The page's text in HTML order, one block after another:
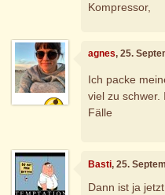
Kompressor,
agnes, 25.
Ich packe
viel zu schwer.
Fälle
Basti, 25.
Dann ist ja